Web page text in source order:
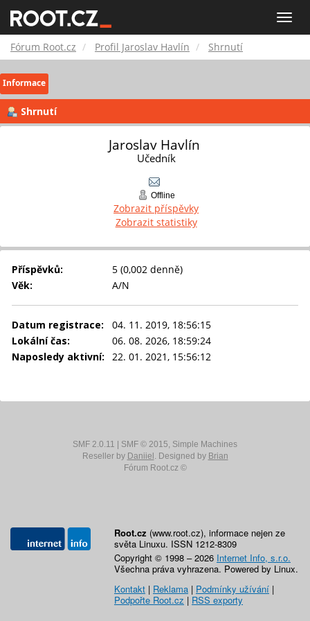
Toggle
Root.cz
Fórum Root.cz Profil Jaroslav Havlín Shrnutí
Informace
Shrnutí
Jaroslav Havlín
Učedník
Offline
Zobrazit příspěvky
Zobrazit statistiky
Příspěvků:
5 (0,002 denně)
Věk:
A/N
Datum registrace:
04. 11. 2019, 18:56:15
Lokální čas:
06. 08. 2026, 18:59:24
Naposledy aktivní:
22. 01. 2021, 15:56:12
SMF 2.0.11 SMF © 2015, Simple Machines
Reseller by Daniiel . Designed by Brian
Fórum Root.cz ©
Root.cz (www.root.cz), informace nejen ze
světa Linuxu. ISSN 1212-8309
Copyright © 1998 – 2026 Internet Info, s.r.o.
Všechna práva vyhrazena. Powered by Linux.
Kontakt | Reklama | Podmínky užívání |
Podpořte Root.cz | RSS exporty